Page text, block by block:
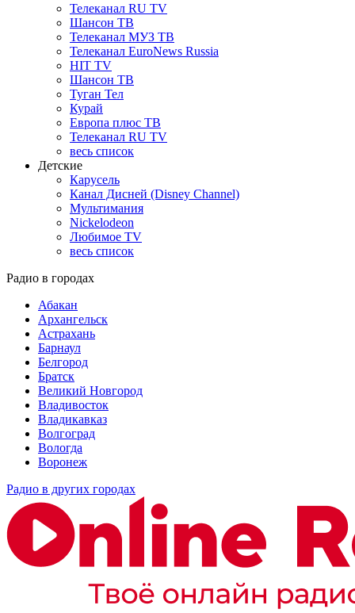
Телеканал RU TV
Шансон ТВ
Телеканал МУЗ ТВ
Телеканал EuroNews Russia
HIT TV
Шансон ТВ
Туган Тел
Курай
Европа плюс ТВ
Телеканал RU TV
весь список
Детские
Карусель
Канал Дисней (Disney Channel)
Мультимания
Nickelodeon
Любимое TV
весь список
Радио в городах
Абакан
Архангельск
Астрахань
Барнаул
Белгород
Братск
Великий Новгород
Владивосток
Владикавказ
Волгоград
Вологда
Воронеж
Радио в других городах